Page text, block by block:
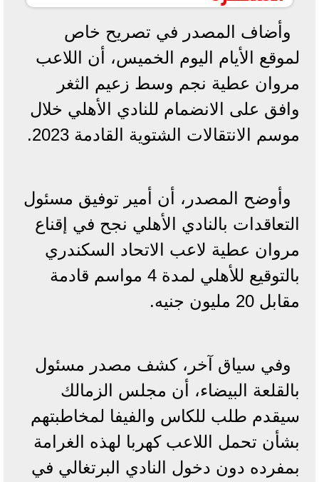
وأضاف المصدر في تصريح خاص
لموقع الأيام اليوم الخميس، أن اللاعب
مروان عطية نجم وسط زعيم الثغر
وافق على الانضمام للنادي الأهلي خلال
موسم الانتقالات الشتوية القادمة 2023.
وأوضح المصدر، أن أمير توفيق مسئول
التعاقدات بالنادي الأهلي نجح في إقناع
مروان عطية لاعب الاتحاد السكندري
بالتوقيع للأهلي لمدة 4 مواسم قادمة
مقابل 20 مليون جنيه.
وفي سياق آخر، كشف مصدر مسئول
بالقلعة البيضاء، أن مجلس الزمالك
سيقدم طلب للكاس والفيفا لمخاطبتهم
بشأن تحمل اللاعب كهربا لهذه الغرامة
بمفرده دون دخول النادي البرتغالي في